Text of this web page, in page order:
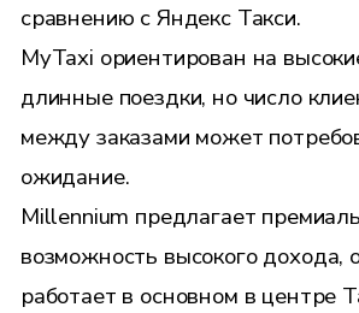
сравнению с Яндекс Такси.
MyTaxi ориентирован на
длинные поездки, но число
между заказами может
ожидание.
Millennium предлагает
возможность высокого дохода,
работает в основном в центре